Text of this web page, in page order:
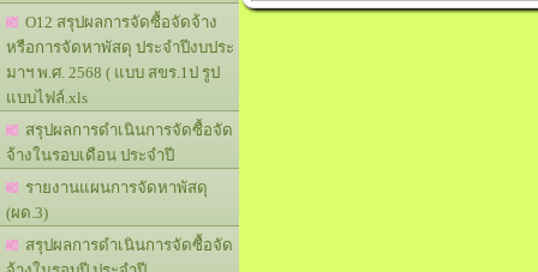
O12 สรุปผลการจัดซื้อจัดจ้าง
หรือการจัดหาพัสดุ ประจำปีงบประ
มาฯ พ.ศ. 2568 ( แบบ สขร.1ป รูป
แบบไฟล์.xls
สรุปผลการดำเนินการจัดซื้อจัด
จ้างในรอบเดือน ประจำปี
รายงานแผนการจัดหาพัสดุ
(ผด.3)
สรุปผลการดำเนินการจัดซื้อจัด